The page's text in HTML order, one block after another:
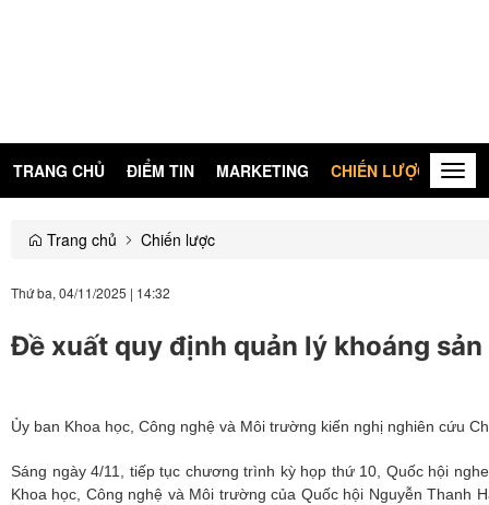
TRANG CHỦ ĐIỂM TIN MARKETING CHIẾN LƯỢC
Trang chủ Chiến lược
Thứ ba, 04/11/2025 | 14:32
Đề xuất quy định quản lý khoáng
Ủy ban Khoa học, Công nghệ và Môi trường kiến nghị nghiên cứu
Sáng ngày 4/11, tiếp tục chương trình kỳ họp thứ 10, Quốc hội
Khoa học, Công nghệ và Môi trường của Quốc hội Nguyễn Thanh